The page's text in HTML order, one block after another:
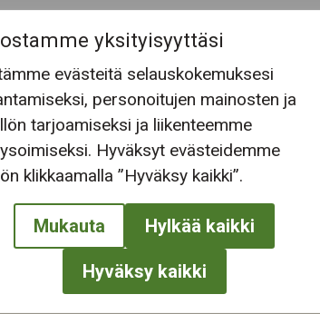
yksityisyyttäsi
evästeitä selauskokemuksesi
personoitujen mainosten ja
tarjoamiseksi ja liikenteemme
Hyväksyt evästeidemme
klikkaamalla ”Hyväksy kaikki”.
Mukauta Hylkää kaikki
Hyväksy kaikki
tiedot